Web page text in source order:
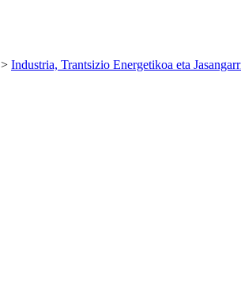
> Industria, Trantsizio Energetikoa eta